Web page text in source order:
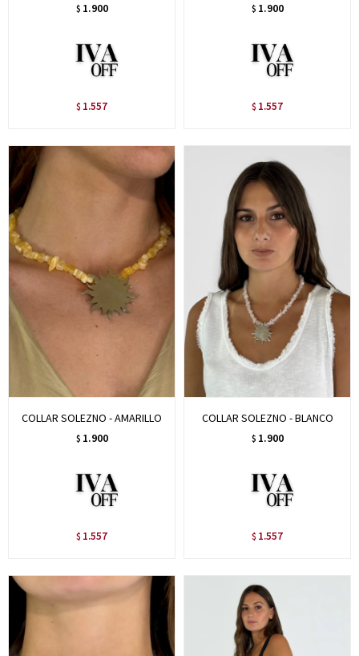
$ 1.900
$ 1.557
$ 1.900
$ 1.557
COLLAR SOLEZNO - AMARILLO
$ 1.900
$ 1.557
COLLAR SOLEZNO - BLANCO
$ 1.900
$ 1.557